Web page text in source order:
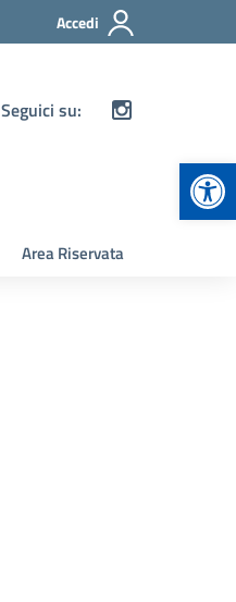
Accedi
Seguici su:
Area Riservata